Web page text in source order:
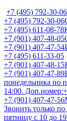
+7 (495) 792-30-06
+7 (495) 792-30-06
+7 (495) 611-08-78
+7 (901) 407-48-05
+7 (901) 407-47-54
+7 (495) 611-33-05
+7 (901) 407-48-15
+7 (901) 407-47-89
понедельника по
14:00.
+7 (901) 407-47-56
Звонить только
пятницу с 10 до